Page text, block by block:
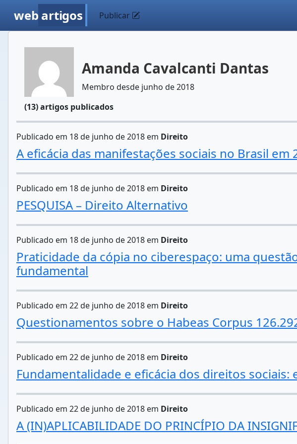
web artigos Publicar
Amanda Cavalcanti Dantas
Membro desde junho de 2018
(13) artigos publicados
Publicado em 18 de junho de 2018 em Direito
A eficácia das manifestações sociais no Brasil em
Publicado em 18 de junho de 2018 em Direito
PESQUISA – Direito Alternativo
Publicado em 18 de junho de 2018 em Direito
Praticidade da cópia no ciberespaço: uma
fundamental
Publicado em 22 de junho de 2018 em Direito
Questionamentos sobre o Habeas Corpus
Publicado em 22 de junho de 2018 em Direito
Fundamentalidade e eficácia dos direitos
Publicado em 22 de junho de 2018 em Direito
A (IN)APLICABILIDADE DO PRINCÍPIO DA